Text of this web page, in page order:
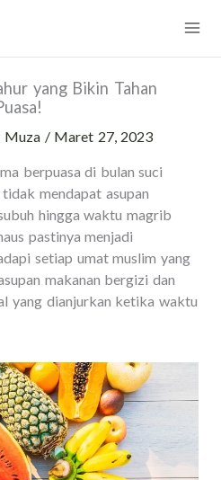
yang Bikin Tahan
Muza / Maret 27, 2023
berpuasa di bulan suci
mendapat asupan
hingga waktu magrib
pastinya menjadi
setiap umat muslim yang
makanan bergizi dan
yang dianjurkan ketika waktu